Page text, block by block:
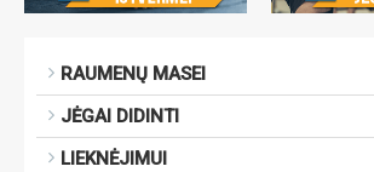
RAUMENŲ MASEI
JĖGAI DIDINTI
LIEKNĖJIMUI